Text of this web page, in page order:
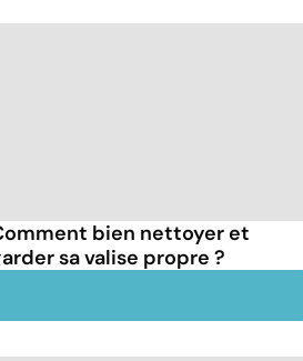
bien nettoyer et
sa valise propre ?